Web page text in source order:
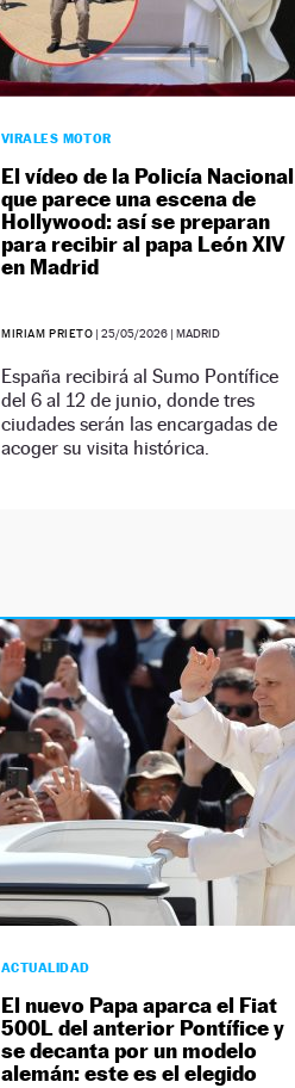
VIRALES MOTOR
El vídeo de la Policía Nacional
que parece una escena de
Hollywood: así se preparan
para recibir al papa León XIV
en Madrid
MIRIAM PRIETO |25/05/2026 | MADRID
España recibirá al Sumo Pontífice
del 6 al 12 de junio, donde tres
ciudades serán las encargadas de
acoger su visita histórica.
ACTUALIDAD
El nuevo Papa aparca el Fiat
500L del anterior Pontífice y
se decanta por un modelo
alemán: este es el elegido